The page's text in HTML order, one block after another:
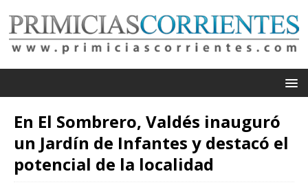
En El Sombrero, Valdés inauguró
un Jardín de Infantes y destacó el
potencial de la localidad